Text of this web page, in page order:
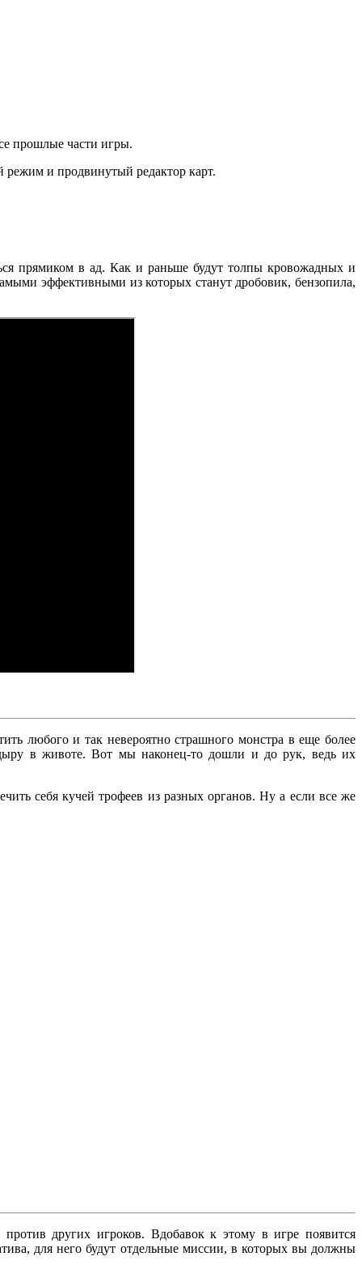
прошлые части игры.
режим и продвинутый редактор карт.
прямиком в ад. Как и раньше будут толпы кровожадных и
эффективными из которых станут дробовик, бензопила,
любого и так невероятно страшного монстра в еще более
дыру в животе. Вот мы наконец-то дошли и до рук, ведь их
себя кучей трофеев из разных органов. Ну а если все же
других игроков. Вдобавок к этому в игре появится
для него будут отдельные миссии, в которых вы должны